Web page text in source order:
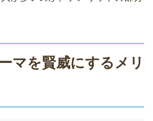
マを賢威にするメリ